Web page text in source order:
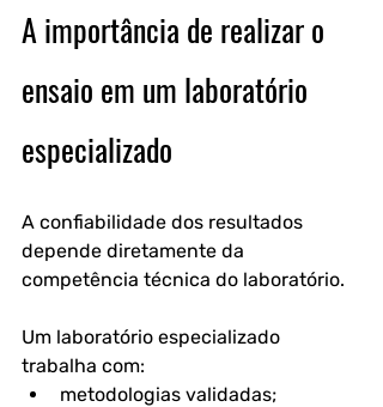
A importância de realizar o
ensaio em um laboratório
especializado
A confiabilidade dos resultados
depende diretamente da
competência técnica do laboratório.
Um laboratório especializado
trabalha com:
metodologias validadas;